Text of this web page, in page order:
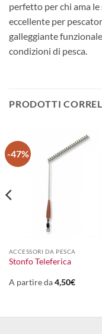
perfetto per chi ama
eccellente per
galleggiante
condizioni di pesca.
PRODOTTI
-47%
ACCESSORI DA PESCA
Stonfo Teleferica
A partire da4,50€